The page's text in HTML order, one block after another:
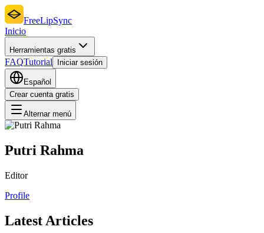
FreeLipSync
Inicio
Herramientas gratis
FAQTutorial Iniciar sesión
Español
Crear cuenta gratis
Alternar menú
Putri Rahma
Editor
Profile
Latest Articles